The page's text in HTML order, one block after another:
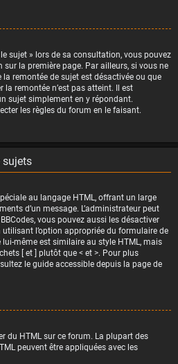
sujet » lors de sa consultation, vous pouvez
la première page. Par ailleurs, si vous ne
remontée de sujet est désactivée ou que
la remontée n’est pas atteint. Il est
sujet simplement en y répondant.
les règles du forum en le faisant.
sujets
au langage HTML, offrant un large
d’un message. L’administrateur peut
vous pouvez aussi les désactiver
l’option appropriée du formulaire de
lui-même est similaire au style HTML, mais
[ et ] plutôt que < et >. Pour plus
le guide accessible depuis la page de
du HTML sur ce forum. La plupart des
peuvent être appliquées avec les